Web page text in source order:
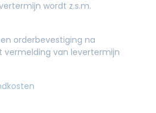
wordt z.s.m.
orderbevestiging na
vermelding van levertermijn